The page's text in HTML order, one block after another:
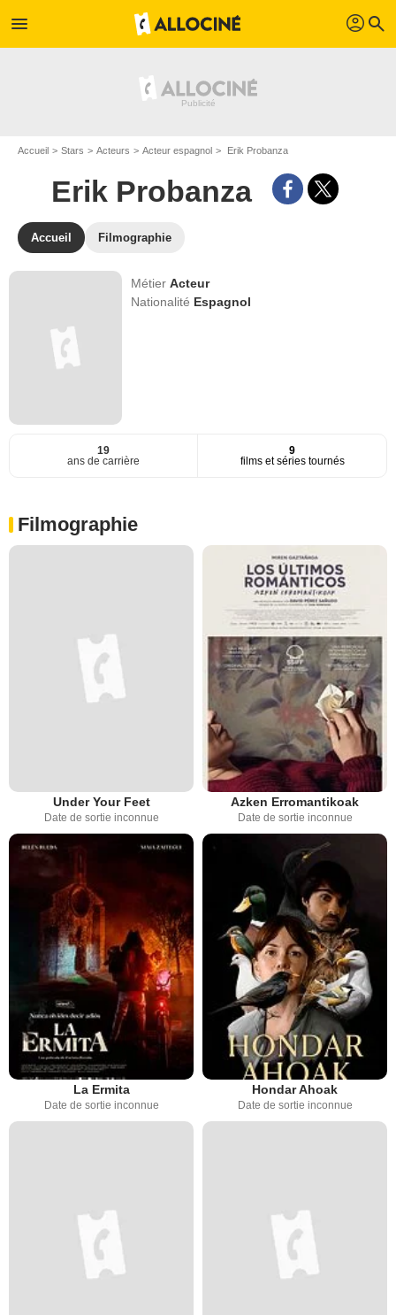
menu profil search
Accueil Stars Acteurs Acteur espagnol Erik Probanza
Erik Probanza
Accueil Filmographie
MétierActeur
Nationalité Espagnol
19
ans de carrière
9
films et séries tournés
Filmographie
Under Your Feet
Date de sortie inconnue
Azken Erromantikoak
Date de sortie inconnue
La Ermita
Date de sortie inconnue
Hondar Ahoak
Date de sortie inconnue